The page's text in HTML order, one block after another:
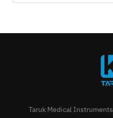
Taruk Medical